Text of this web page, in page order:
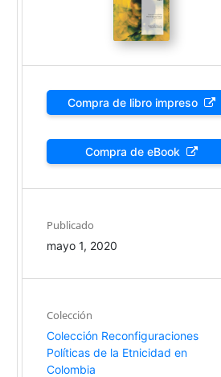
Compra de libro impreso
Compra de eBook
Publicado
mayo 1, 2020
Colección
Colección Reconfiguraciones
Políticas de la Etnicidad en
Colombia